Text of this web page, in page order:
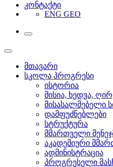
კონტაქტი
ENG GEO
მთავარი
სკოლა პროგრესი
ისტორია
მისია, ხედვა,
მისასალმებელი
დამფუძნებლები
სტრუქტურა
მმართველი
აკადემიური
ადმინისტრაცია
პროგრესელი